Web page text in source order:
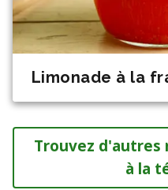
Limonade à la
Trouvez
à la